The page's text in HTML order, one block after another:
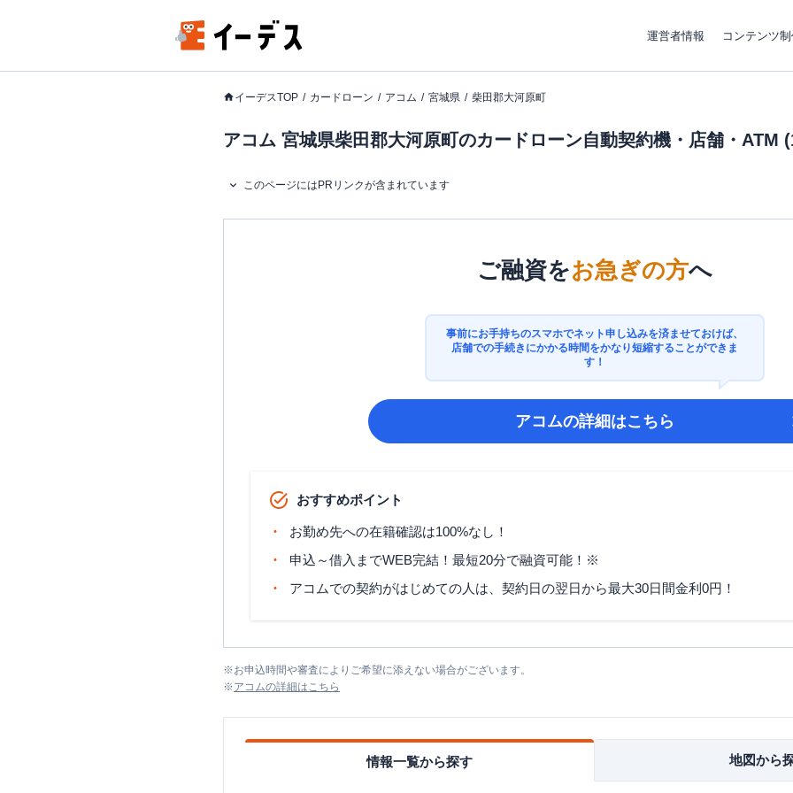
運営者情報 コンテンツ
イーデスTOP カードローン アコム 宮城県 柴田郡大河原町
アコム 宮城県柴田郡大河原町のカードローン自動契約機・店舗・ATM
このページにはPRリンクが含まれています
ご融資をお急ぎの方へ
事前にお手持ちのスマホでネット申し込みを済ませておけば、
店舗での手続きにかかる時間をかなり短縮することができま
す！
アコムの詳細はこちら
おすすめポイント
お勤め先への在籍確認は100%なし！
申込～借入までWEB完結！最短20分で融資可能！※
アコムでの契約がはじめての人は、契約日の翌日から最大30日間金利0円！
※お申込時間や審査によりご希望に添えない場合がございます。
※アコムの詳細はこちら
情報一覧から探す 地図から